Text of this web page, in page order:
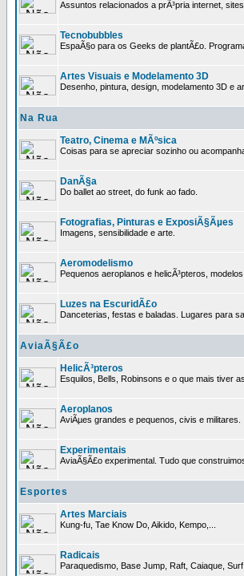
Assuntos relacionados a prÃ³pria internet,
Tecnobubbles
EspaÃ§o para os Geeks de plantÃ£o.
Artes Visuais e Modelamento 3D
Desenho, pintura, design, modelamento 3D e
Na Rua
Teatro, Cinema e MÃºsica
Coisas para se apreciar sozinho ou
DanÃ§a
Do ballet ao street, do funk ao fado.
Fotografias, Pinturas e ExposiÃ§Ãµes
Imagens, sensibilidade e arte.
Aeromodelismo
Pequenos aeroplanos e helicÃ³pteros,
Luzes na EscuridÃ£o
Danceterias, festas e baladas. Lugares para
AviaÃ§Ã£o
HelicÃ³pteros
Esquilos, Bells, Robinsons e o que mais tiver
Aeroplanos
AviÃµes grandes e pequenos, civis e militares.
Experimentais
AviaÃ§Ã£o experimental. Tudo que
Esportes
Artes Marciais
Kung-fu, Tae Know Do, Aikido, Kempo,...
Radicais
Paraquedismo, Base Jump, Raft, Caiaque,